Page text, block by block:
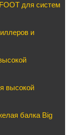
для систем
и
высокой
балка Big